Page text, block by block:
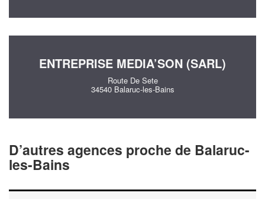
ENTREPRISE MEDIA’SON (SARL)
Route De Sete
34540 Balaruc-les-Bains
D’autres agences proche de Balaruc-
les-Bains